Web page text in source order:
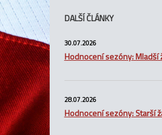
DALŠÍ ČLÁNKY
30.07.2026
Hodnocení sezóny: Mladší
28.07.2026
Hodnocení sezóny: Starší